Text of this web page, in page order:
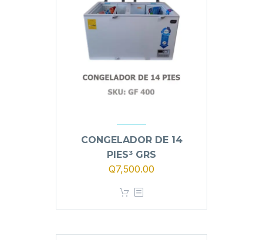
CONGELADOR DE 14
PIES³ GRS
Q7,500.00